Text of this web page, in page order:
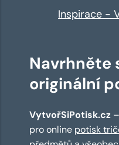
Inspirace -
Navrhněte
originální
VytvořSiPotisk.cz
pro online potisk